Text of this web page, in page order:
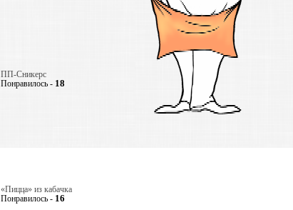
ПП-Сникерс
Понравилось - 18
«Пицца» из кабачка
Понравилось - 16